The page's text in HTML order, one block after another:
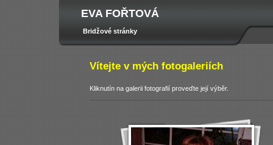
EVA FOŘTOVÁ
Bridžové stránky
Vítejte v mých fotogaleriích
Kliknutín na galerii fotografií proveďte její výběr.